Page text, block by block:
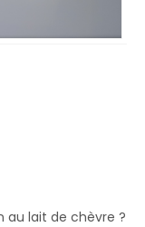
au lait de chèvre ?